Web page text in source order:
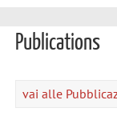
Publications
vai alle